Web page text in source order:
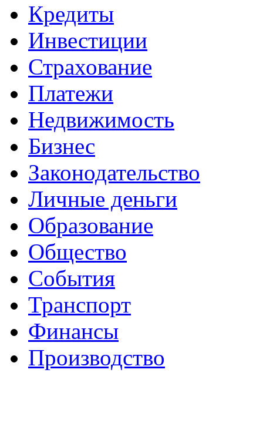
Кредиты
Инвестиции
Страхование
Платежи
Недвижимость
Бизнес
Законодательство
Личные деньги
Образование
Общество
События
Транспорт
Финансы
Производство